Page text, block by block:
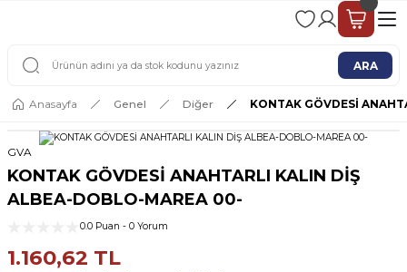
2 - 4 İŞ GÜNÜ İÇERİSİNDE KARGO
ARA
Anasayfa Genel Diğer KONTAK GÖVDESİ
GVA
KONTAK GÖVDESİ ANAHTARLI KALIN DİŞ
ALBEA-DOBLO-MAREA 00-
0.0 Puan - 0 Yorum
1.160,62 TL